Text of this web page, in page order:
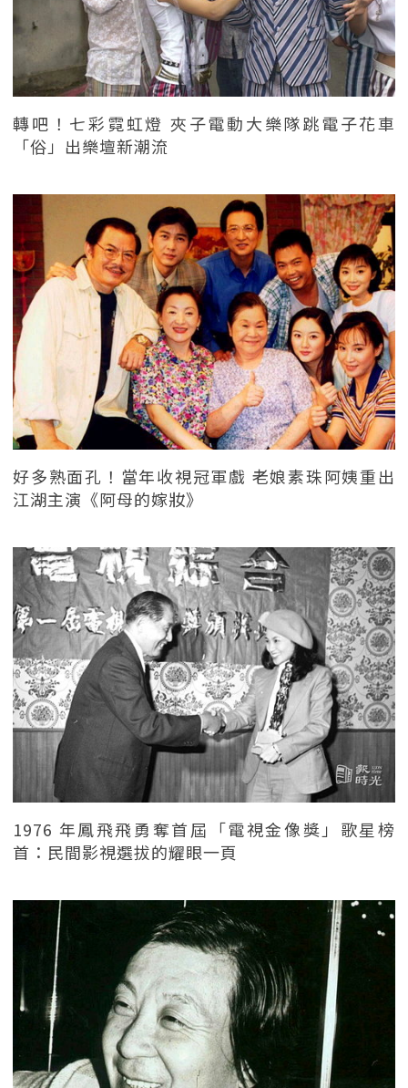
轉吧！七彩霓虹燈 夾子電動大樂隊跳電子花車
「俗」出樂壇新潮流
好多熟面孔！當年收視冠軍戲 老娘素珠阿姨重出
江湖主演《阿母的嫁妝》
1976 年鳳飛飛勇奪首屆「電視金像獎」歌星榜
首：民間影視選拔的耀眼一頁